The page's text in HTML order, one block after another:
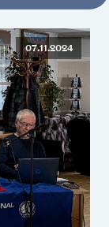
07.11.2024